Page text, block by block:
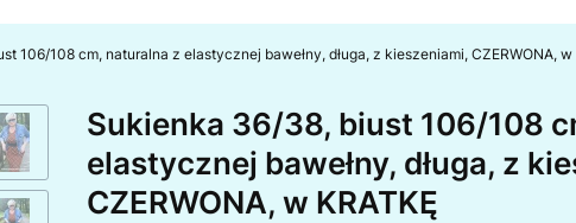
106/108 cm, naturalna z elastycznej bawełny, długa, z kieszeniami, CZERWONA, w
Sukienka 36/38, biust 106/108
elastycznej bawełny, długa, z
CZERWONA, w KRATKĘ